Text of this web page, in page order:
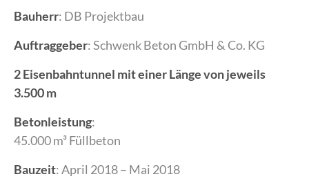
Bauherr: DB Projektbau
Auftraggeber: Schwenk Beton GmbH & Co. KG
2 Eisenbahntunnel mit einer Länge von jeweils
3.500 m
Betonleistung:
45.000 m³ Füllbeton
Bauzeit: April 2018 – Mai 2018